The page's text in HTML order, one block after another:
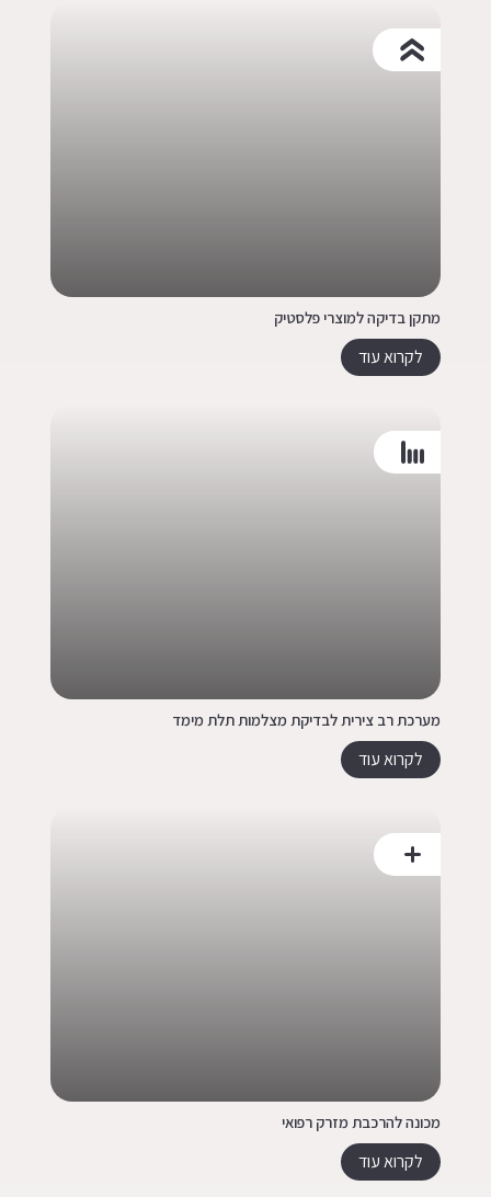
מתקן בדיקה למוצרי פלסטיק
לקרוא עוד
מערכת רב צירית לבדיקת מצלמות תלת מימד
לקרוא עוד
מכונה להרכבת מזרק רפואי
לקרוא עוד